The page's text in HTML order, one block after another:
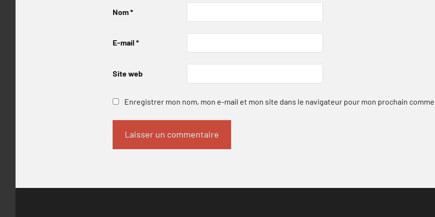
Nom*
E-mail *
Site web
Enregistrer mon nom, mon e-mail et mon site dans le navigateur pour mon prochain